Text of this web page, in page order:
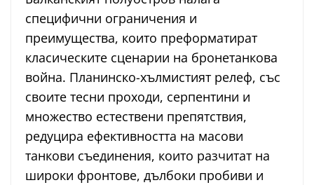
специфични ограничения и
преимущества, които преформатират
класическите сценарии на бронетанкова
война. Планинско-хълмистият релеф, със
своите тесни проходи, серпентини и
множество естествени препятствия,
редуцира ефективността на масови
танкови съединения, които разчитат на
широки фронтове, дълбоки пробиви и